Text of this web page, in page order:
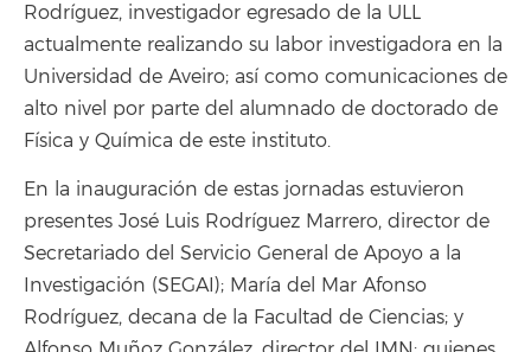
Rodríguez, investigador egresado de la ULL
actualmente realizando su labor investigadora en la
Universidad de Aveiro; así como comunicaciones de
alto nivel por parte del alumnado de doctorado de
Física y Química de este instituto.
En la inauguración de estas jornadas estuvieron
presentes José Luis Rodríguez Marrero, director de
Secretariado del Servicio General de Apoyo a la
Investigación (SEGAI); María del Mar Afonso
Rodríguez, decana de la Facultad de Ciencias; y